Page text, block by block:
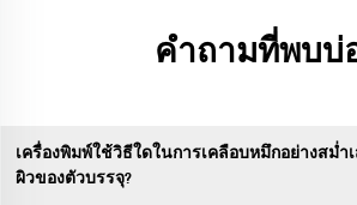
คำถามที่พบบ่
เครื่องพิมพ์ใช้วิธีใดในการเคลือบหมึกอย่างสม่ำ
ผิวของตัวบรรจุ?